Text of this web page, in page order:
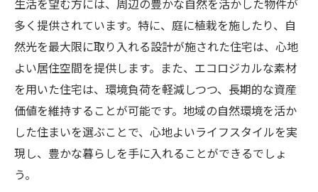
生活を望む方には、周辺の豊かな自然を活かした物件が
多く提供されています。特に、庭に植栽を施したり、自
然光を最大限に取り入れる設計が施された住宅は、心地
よい居住空間を提供します。また、エコロジカルな素材
を用いた住宅は、環境負荷を軽減しつつ、長期的な資産
価値を維持することが可能です。地域の自然環境を活か
した住まいを選ぶことで、心地よいライフスタイルを実
現し、豊かな暮らしを手に入れることができるでしょ
う。